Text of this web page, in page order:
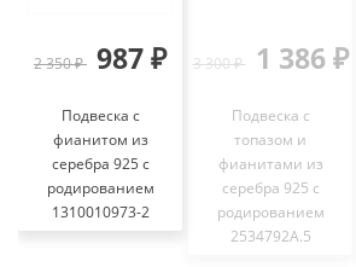
2 350 ₽ 987 ₽
Подвеска с
фианитом из
серебра 925 с
родированием
1310010973-2
3 300 ₽ 1 386 ₽
Подвеска с
топазом и
фианитами из
серебра 925 с
родированием
2534792А.5